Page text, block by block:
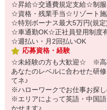
☆昇給☆交通費規定支給☆制
☆資格・残業手当☆リゾート施
☆特別ボーナス最大5万円(規
☆車通勤OK☆正社員登用制度
☆週払い・月2回払いOK
応募資格・経験
☆未経験の方も大歓迎☆ ※高
あなたのレベルに合わせた研
てネ♪
※ハローワークでお仕事お探
※エリアによって英語・中国
かせます♪